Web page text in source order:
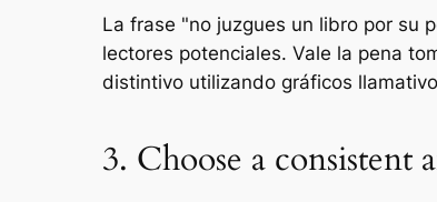
La frase "no juzgues un libro por su
lectores potenciales. Vale la pena
distintivo utilizando gráficos
3. Choose a consistent